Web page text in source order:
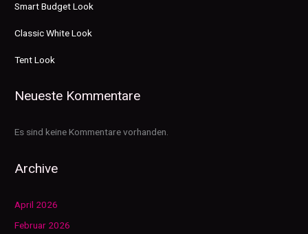
Smart Budget Look
Classic White Look
Tent Look
Neueste Kommentare
Es sind keine Kommentare vorhanden.
Archive
April 2026
Februar 2026